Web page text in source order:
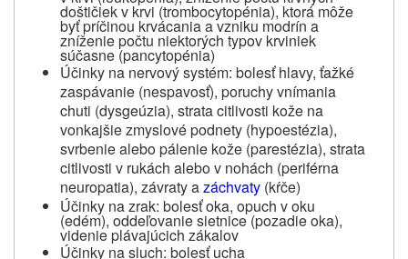
doštičiek v krvi (trombocytopénia), ktorá môže
byť príčinou krvácania a vzniku modrín a
zníženie počtu niektorých typov krviniek
súčasne (pancytopénia)
Účinky na nervový systém: bolesť hlavy, ťažké
zaspávanie (nespavosť), poruchy vnímania
chuti (dysgeúzia), strata citlivosti kože na
vonkajšie zmyslové podnety (hypoestézia),
svrbenie alebo pálenie kože (parestézia), strata
citlivosti v rukách alebo v nohách (periférna
neuropatia), závraty azáchvaty (kŕče)
Účinky na zrak: bolesť oka, opuch v oku
(edém), oddeľovanie sietnice (pozadie oka),
videnie plávajúcich zákalov
Účinky na sluch: bolesť ucha